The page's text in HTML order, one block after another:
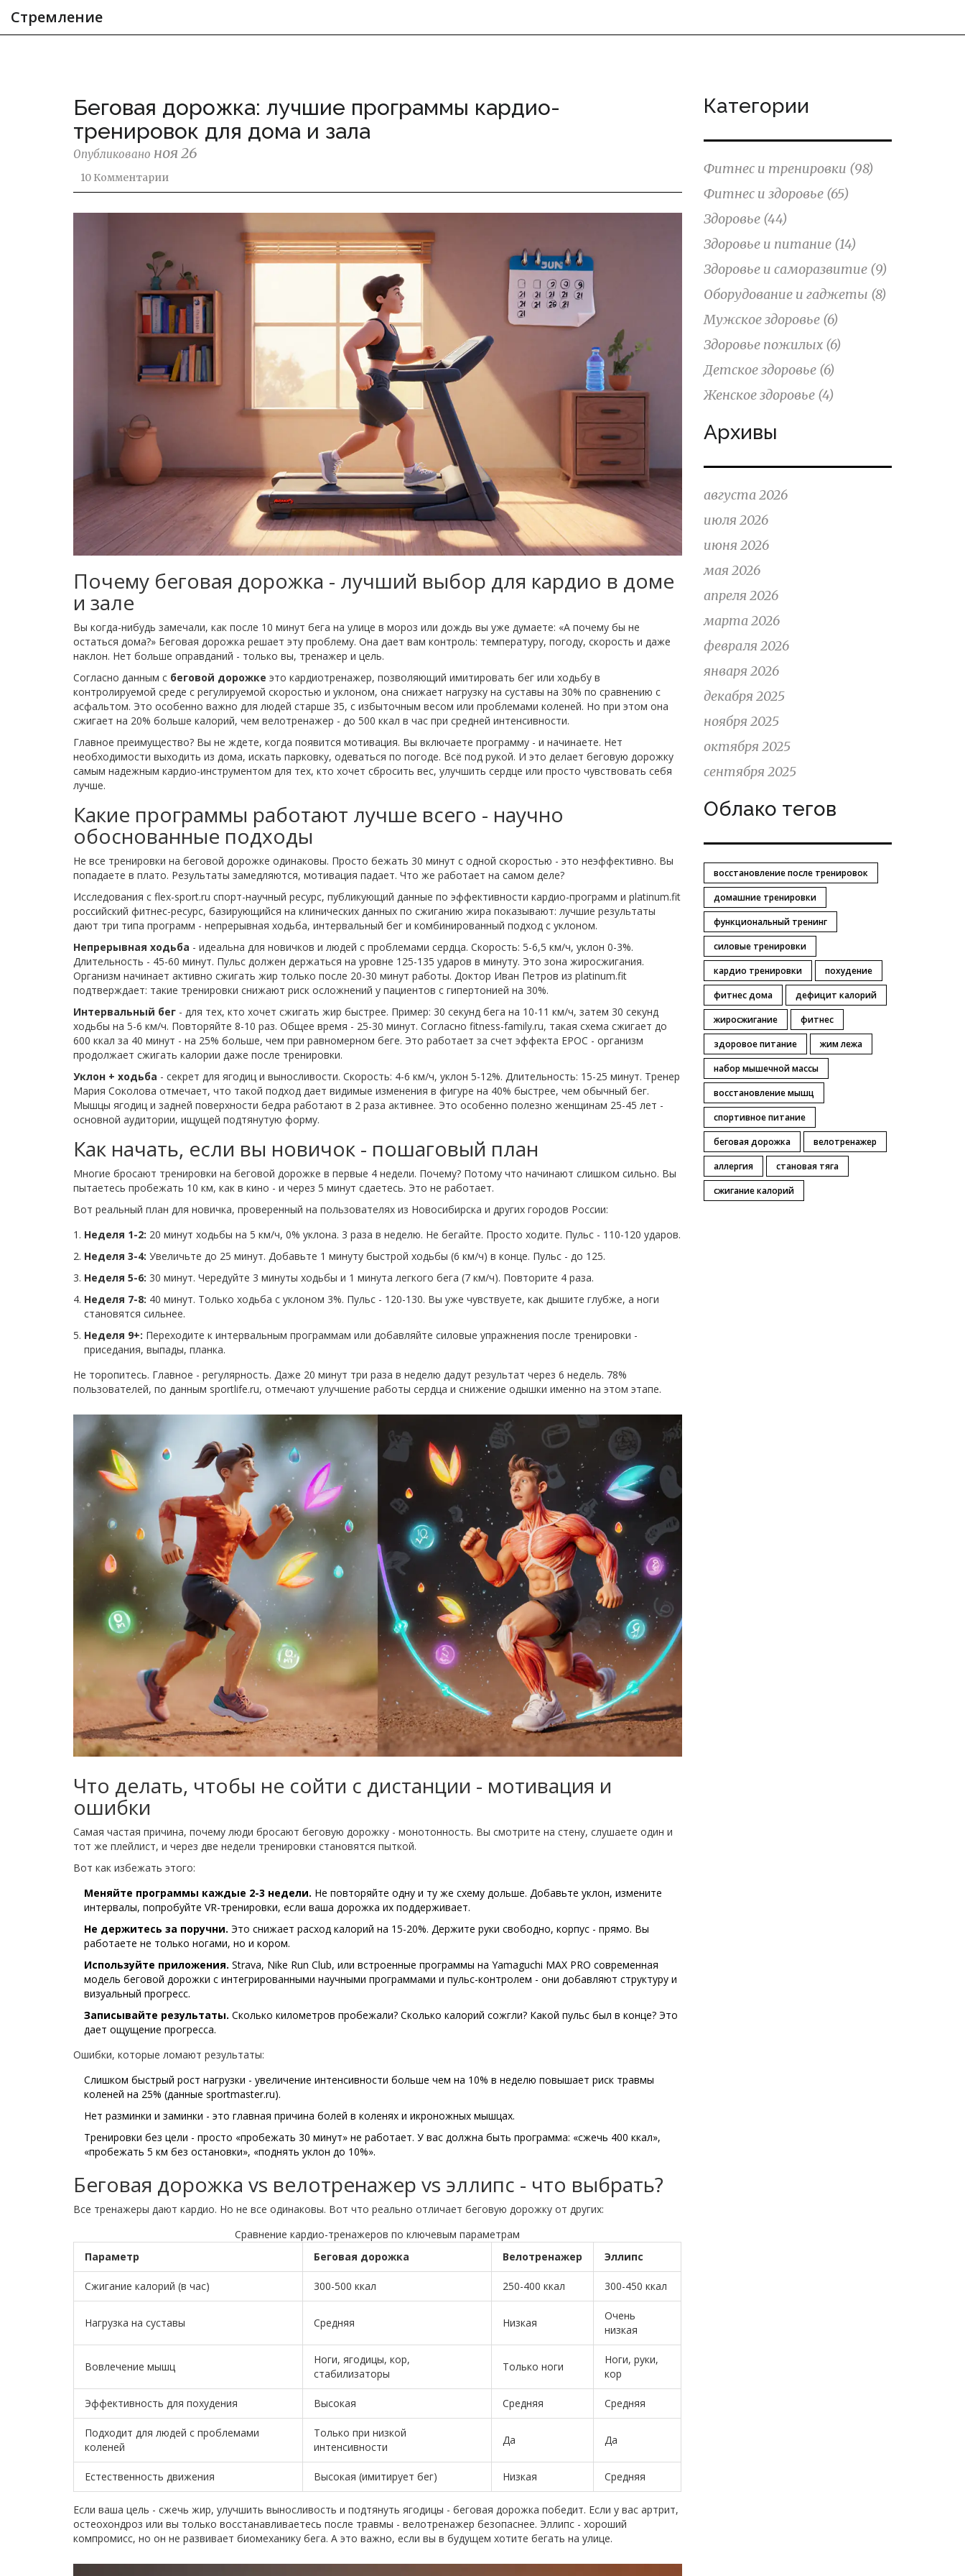
Стремление
Беговая дорожка: лучшие программы кардио-
тренировок для дома и зала
Опубликовано ноя 26
10 Комментарии
Почему беговая дорожка - лучший выбор для кардио в доме
и зале
Вы когда-нибудь замечали, как после 10 минут бега на улице в мороз или дождь вы уже думаете: «А почему бы не
остаться дома?» Беговая дорожка решает эту проблему. Она дает вам контроль: температуру, погоду, скорость и даже
наклон. Нет больше оправданий - только вы, тренажер и цель.
Согласно данным с беговой дорожке это кардиотренажер, позволяющий имитировать бег или ходьбу в
контролируемой среде с регулируемой скоростью и уклоном, она снижает нагрузку на суставы на 30% по сравнению с
асфальтом. Это особенно важно для людей старше 35, с избыточным весом или проблемами коленей. Но при этом она
сжигает на 20% больше калорий, чем велотренажер - до 500 ккал в час при средней интенсивности.
Главное преимущество? Вы не ждете, когда появится мотивация. Вы включаете программу - и начинаете. Нет
необходимости выходить из дома, искать парковку, одеваться по погоде. Всё под рукой. И это делает беговую дорожку
самым надежным кардио-инструментом для тех, кто хочет сбросить вес, улучшить сердце или просто чувствовать себя
лучше.
Какие программы работают лучше всего - научно
обоснованные подходы
Не все тренировки на беговой дорожке одинаковы. Просто бежать 30 минут с одной скоростью - это неэффективно. Вы
попадаете в плато. Результаты замедляются, мотивация падает. Что же работает на самом деле?
Исследования с flex-sport.ru спорт-научный ресурс, публикующий данные по эффективности кардио-программ и platinum.fit
российский фитнес-ресурс, базирующийся на клинических данных по сжиганию жира показывают: лучшие результаты
дают три типа программ - непрерывная ходьба, интервальный бег и комбинированный подход с уклоном.
Непрерывная ходьба - идеальна для новичков и людей с проблемами сердца. Скорость: 5-6,5 км/ч, уклон 0-3%.
Длительность - 45-60 минут. Пульс должен держаться на уровне 125-135 ударов в минуту. Это зона жиросжигания.
Организм начинает активно сжигать жир только после 20-30 минут работы. Доктор Иван Петров из platinum.fit
подтверждает: такие тренировки снижают риск осложнений у пациентов с гипертонией на 30%.
Интервальный бег - для тех, кто хочет сжигать жир быстрее. Пример: 30 секунд бега на 10-11 км/ч, затем 30 секунд
ходьбы на 5-6 км/ч. Повторяйте 8-10 раз. Общее время - 25-30 минут. Согласно fitness-family.ru, такая схема сжигает до
600 ккал за 40 минут - на 25% больше, чем при равномерном беге. Это работает за счет эффекта EPOC - организм
продолжает сжигать калории даже после тренировки.
Уклон + ходьба - секрет для ягодиц и выносливости. Скорость: 4-6 км/ч, уклон 5-12%. Длительность: 15-25 минут. Тренер
Мария Соколова отмечает, что такой подход дает видимые изменения в фигуре на 40% быстрее, чем обычный бег.
Мышцы ягодиц и задней поверхности бедра работают в 2 раза активнее. Это особенно полезно женщинам 25-45 лет -
основной аудитории, ищущей подтянутую форму.
Как начать, если вы новичок - пошаговый план
Многие бросают тренировки на беговой дорожке в первые 4 недели. Почему? Потому что начинают слишком сильно. Вы
пытаетесь пробежать 10 км, как в кино - и через 5 минут сдаетесь. Это не работает.
Вот реальный план для новичка, проверенный на пользователях из Новосибирска и других городов России:
Неделя 1-2: 20 минут ходьбы на 5 км/ч, 0% уклона. 3 раза в неделю. Не бегайте. Просто ходите. Пульс - 110-120 ударов.
Неделя 3-4: Увеличьте до 25 минут. Добавьте 1 минуту быстрой ходьбы (6 км/ч) в конце. Пульс - до 125.
Неделя 5-6: 30 минут. Чередуйте 3 минуты ходьбы и 1 минута легкого бега (7 км/ч). Повторите 4 раза.
Неделя 7-8: 40 минут. Только ходьба с уклоном 3%. Пульс - 120-130. Вы уже чувствуете, как дышите глубже, а ноги
становятся сильнее.
Неделя 9+: Переходите к интервальным программам или добавляйте силовые упражнения после тренировки -
приседания, выпады, планка.
Не торопитесь. Главное - регулярность. Даже 20 минут три раза в неделю дадут результат через 6 недель. 78%
пользователей, по данным sportlife.ru, отмечают улучшение работы сердца и снижение одышки именно на этом этапе.
Что делать, чтобы не сойти с дистанции - мотивация и
ошибки
Самая частая причина, почему люди бросают беговую дорожку - монотонность. Вы смотрите на стену, слушаете один и
тот же плейлист, и через две недели тренировки становятся пыткой.
Вот как избежать этого:
Меняйте программы каждые 2-3 недели. Не повторяйте одну и ту же схему дольше. Добавьте уклон, измените
интервалы, попробуйте VR-тренировки, если ваша дорожка их поддерживает.
Не держитесь за поручни. Это снижает расход калорий на 15-20%. Держите руки свободно, корпус - прямо. Вы
работаете не только ногами, но и кором.
Используйте приложения. Strava, Nike Run Club, или встроенные программы на Yamaguchi MAX PRO современная
модель беговой дорожки с интегрированными научными программами и пульс-контролем - они добавляют структуру и
визуальный прогресс.
Записывайте результаты. Сколько километров пробежали? Сколько калорий сожгли? Какой пульс был в конце? Это
дает ощущение прогресса.
Ошибки, которые ломают результаты:
Слишком быстрый рост нагрузки - увеличение интенсивности больше чем на 10% в неделю повышает риск травмы
коленей на 25% (данные sportmaster.ru).
Нет разминки и заминки - это главная причина болей в коленях и икроножных мышцах.
Тренировки без цели - просто «пробежать 30 минут» не работает. У вас должна быть программа: «сжечь 400 ккал»,
«пробежать 5 км без остановки», «поднять уклон до 10%».
Беговая дорожка vs велотренажер vs эллипс - что выбрать?
Все тренажеры дают кардио. Но не все одинаковы. Вот что реально отличает беговую дорожку от других:
Сравнение кардио-тренажеров по ключевым параметрам
Параметр
Беговая дорожка Велотренажер Эллипс
Сжигание калорий (в час) 300-500 ккал 250-400 ккал 300-450 ккал
Нагрузка на суставы Средняя Низкая
Очень
низкая
Вовлечение мышц
Ноги, ягодицы, кор,
стабилизаторы
Только ноги
Ноги, руки,
кор
Эффективность для похудения Высокая Средняя Средняя
Подходит для людей с проблемами
коленей
Только при низкой
интенсивности
Да Да
Естественность движения Высокая (имитирует бег) Низкая Средняя
Если ваша цель - сжечь жир, улучшить выносливость и подтянуть ягодицы - беговая дорожка победит. Если у вас артрит,
остеохондроз или вы только восстанавливаетесь после травмы - велотренажер безопаснее. Эллипс - хороший
компромисс, но он не развивает биомеханику бега. А это важно, если вы в будущем хотите бегать на улице.
Категории
Фитнес и тренировки (98)
Фитнес и здоровье (65)
Здоровье (44)
Здоровье и питание (14)
Здоровье и саморазвитие (9)
Оборудование и гаджеты (8)
Мужское здоровье (6)
Здоровье пожилых (6)
Детское здоровье (6)
Женское здоровье (4)
Архивы
августа 2026
июля 2026
июня 2026
мая 2026
апреля 2026
марта 2026
февраля 2026
января 2026
декабря 2025
ноября 2025
октября 2025
сентября 2025
Облако тегов
восстановление после тренировок
домашние тренировки
функциональный тренинг
силовые тренировки
кардио тренировки
похудение
фитнес дома
дефицит калорий
жиросжигание
фитнес
здоровое питание
жим лежа
набор мышечной массы
восстановление мышц
спортивное питание
беговая дорожка
велотренажер
аллергия
становая тяга
сжигание калорий